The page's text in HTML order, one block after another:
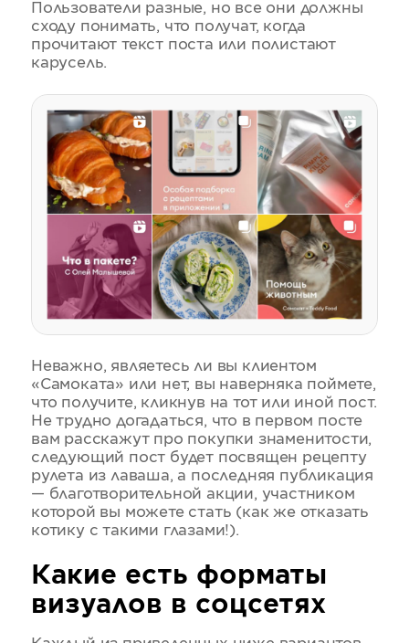
Пользователи разные, но все они должны
сходу понимать, что получат, когда
прочитают текст поста или полистают
карусель.
Неважно, являетесь ли вы клиентом
«Самоката» или нет, вы наверняка поймете,
что получите, кликнув на тот или иной пост.
Не трудно догадаться, что в первом посте
вам расскажут про покупки знаменитости,
следующий пост будет посвящен рецепту
рулета из лаваша, а последняя публикация
— благотворительной акции, участником
которой вы можете стать (как же отказать
котику с такими глазами!).
Какие есть форматы
визуалов в соцсетях